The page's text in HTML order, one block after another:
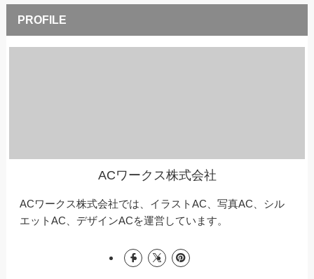
ACワークス株式会社
ACワークス株式会社では、イラストAC、写真AC、シル
エットAC、デザインACを運営しています。